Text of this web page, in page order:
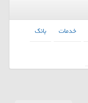
خدمات
بانك